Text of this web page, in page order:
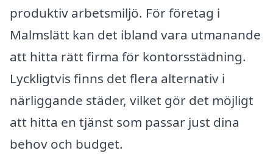
produktiv arbetsmiljö. För företag i
Malmslätt kan det ibland vara utmanande
att hitta rätt firma för kontorsstädning.
Lyckligtvis finns det flera alternativ i
närliggande städer, vilket gör det möjligt
att hitta en tjänst som passar just dina
behov och budget.